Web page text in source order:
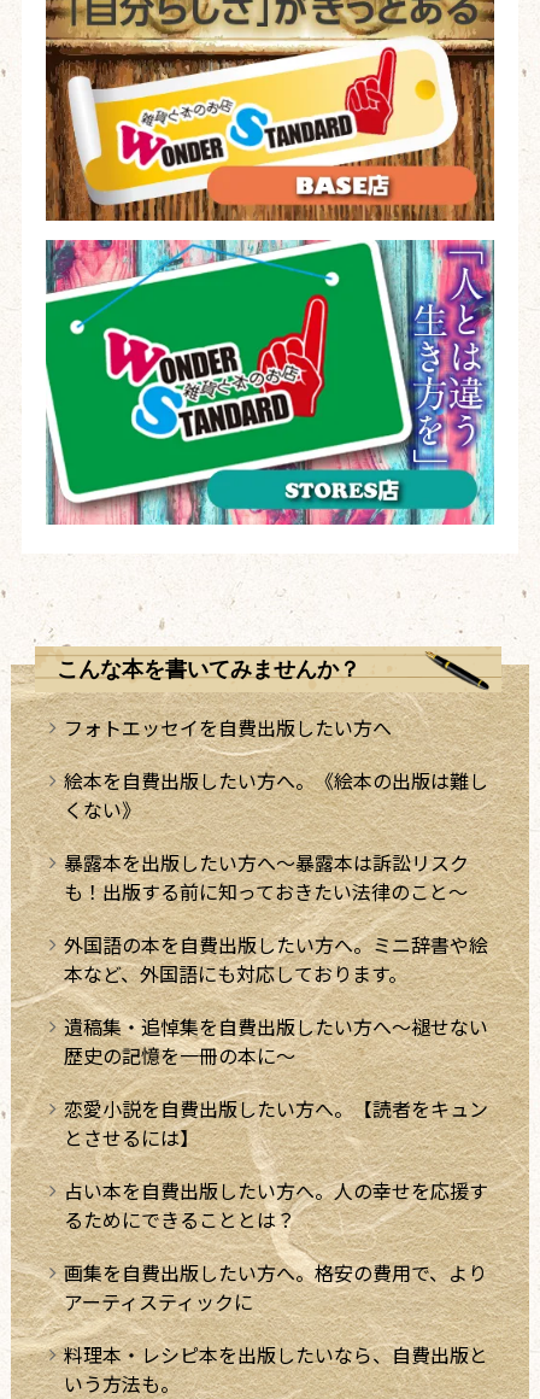
こんな本を書いてみませんか？
フォトエッセイを自費出版したい方へ
絵本を自費出版したい方へ。《絵本の出版は難し
くない》
暴露本を出版したい方へ～暴露本は訴訟リスク
も！出版する前に知っておきたい法律のこと～
外国語の本を自費出版したい方へ。ミニ辞書や絵
本など、外国語にも対応しております。
遺稿集・追悼集を自費出版したい方へ～褪せない
歴史の記憶を一冊の本に～
恋愛小説を自費出版したい方へ。【読者をキュン
とさせるには】
占い本を自費出版したい方へ。人の幸せを応援す
るためにできることとは？
画集を自費出版したい方へ。格安の費用で、より
アーティスティックに
料理本・レシピ本を出版したいなら、自費出版と
いう方法も。